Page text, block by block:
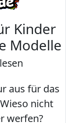
Kinder
Modelle
lesen
aus für das
nicht
werfen?